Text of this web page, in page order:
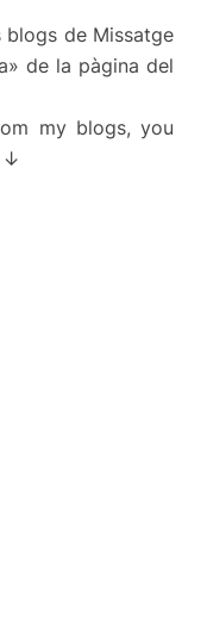
blogs de Missatge
de la pàgina del
my blogs, you
↓